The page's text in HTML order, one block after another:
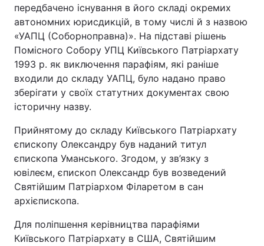
передбачено існування в його складі окремих
автономних юрисдикцій, в тому числі й з назвою
«УАПЦ (Соборноправна)». На підставі рішень
Помісного Собору УПЦ Київського Патріархату
1993 р. як виключення парафіям, які раніше
входили до складу УАПЦ, було надано право
зберігати у своїх статутних документах свою
історичну назву.
Прийнятому до складу Київського Патріархату
єпископу Олександру був наданий титул
єпископа Уманського. Згодом, у зв’язку з
ювілеєм, єпископ Олександр був возведений
Святійшим Патріархом Філаретом в сан
архієпископа.
Для поліпшення керівництва парафіями
Київського Патріархату в США, Святійшим